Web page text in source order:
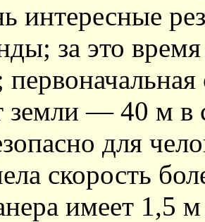
интересные
за это
земли — 40 м в
для
скорость
имеет 1,5